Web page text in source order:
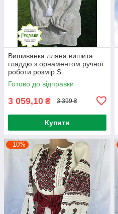
Вишиванка лляна вишита
гладдю з орнаментом ручної
роботи розмір S
Готово до відправки
3 059,10 ₴ 3 399 ₴
Купити
–10%